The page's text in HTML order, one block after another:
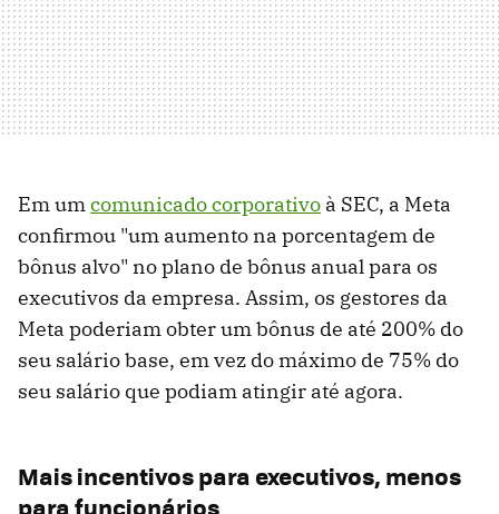
Em umcomunicado corporativo à SEC, a Meta
confirmou "um aumento na porcentagem de
bônus alvo" no plano de bônus anual para os
executivos da empresa. Assim, os gestores da
Meta poderiam obter um bônus de até 200% do
seu salário base, em vez do máximo de 75% do
seu salário que podiam atingir até agora.
Mais incentivos para executivos, menos